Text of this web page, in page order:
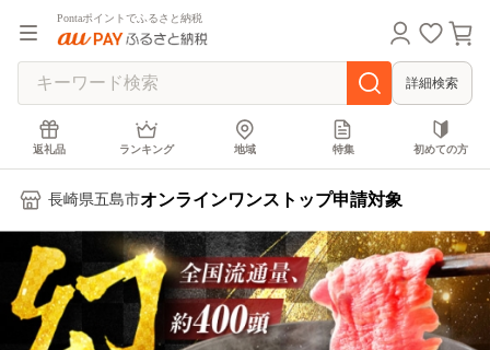
Pontaポイントでふるさと納税
詳細検索
返礼品 ランキング 地域 特集 初めての方
長崎県五島市オンラインワンストップ申請対象